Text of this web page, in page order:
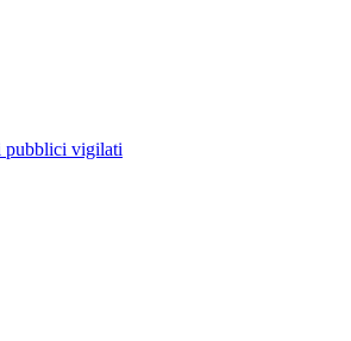
pubblici vigilati